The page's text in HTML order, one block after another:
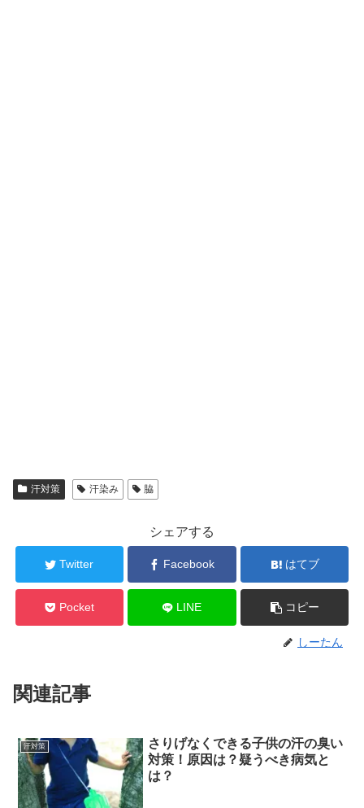
汗対策 汗染み 脇
シェアする
Twitter Facebook はてブ
Pocket LINE コピー
しーたん
関連記事
汗対策
さりげなくできる子供の汗の臭い
対策！原因は？疑うべき病気と
は？